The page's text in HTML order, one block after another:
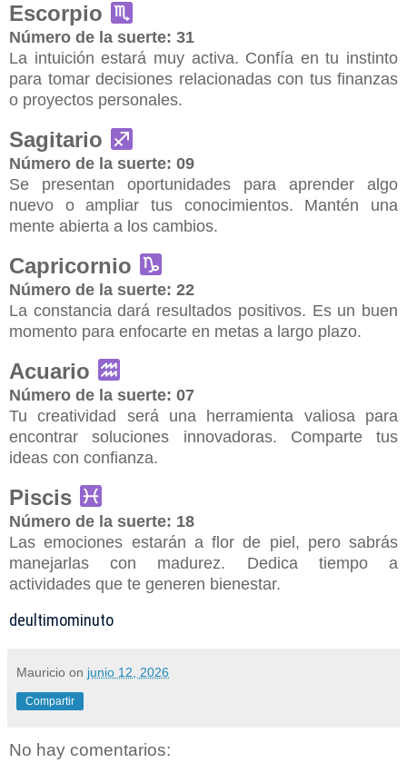
Escorpio
Número de la suerte: 31
La intuición estará muy activa. Confía en tu instinto
para tomar decisiones relacionadas con tus finanzas
o proyectos personales.
Sagitario
Número de la suerte: 09
Se presentan oportunidades para aprender algo
nuevo o ampliar tus conocimientos. Mantén una
mente abierta a los cambios.
Capricornio
Número de la suerte: 22
La constancia dará resultados positivos. Es un buen
momento para enfocarte en metas a largo plazo.
Acuario
Número de la suerte: 07
Tu creatividad será una herramienta valiosa para
encontrar soluciones innovadoras. Comparte tus
ideas con confianza.
Piscis
Número de la suerte: 18
Las emociones estarán a flor de piel, pero sabrás
manejarlas con madurez. Dedica tiempo a
actividades que te generen bienestar.
deultimominuto
Mauricio on junio 12, 2026
Compartir
No hay comentarios: